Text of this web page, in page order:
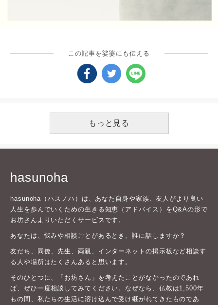
この記事を娑婆にも伝える
もっと見る
hasunoha
hasunoha（ハスノハ）は、あなた自身や家族、友人がより良い
人生を歩んでいくための生きる知恵（アドバイス）をQ&Aの形で
お坊さんよりいただくサービスです。
あなたは、悩みや相談ごとがあるとき、誰に話しますか？
友だち、同僚、先生、両親、インターネットの掲示板など相談す
る人や場所はたくさんあると思います。
そのひとつに、「お坊さん」を考えたことがなかったのであれ
ば、ぜひ一度相談してみてください。なぜなら、仏教は1,500年
もの間、私たちの生活に溶け込んで受け継がれてきたものであ